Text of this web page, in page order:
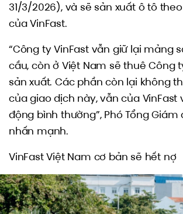
31/3/2026), và sẽ sản xuất ô tô
của VinFast.
“Công ty VinFast vẫn giữ lại mảng
cầu, còn ở Việt Nam sẽ thuê Công
sản xuất. Các phần còn lại không
của giao dịch này, vẫn của VinFast
động bình thường”, Phó Tổng Giám
nhấn mạnh.
VinFast Việt Nam cơ bản sẽ hết nợ